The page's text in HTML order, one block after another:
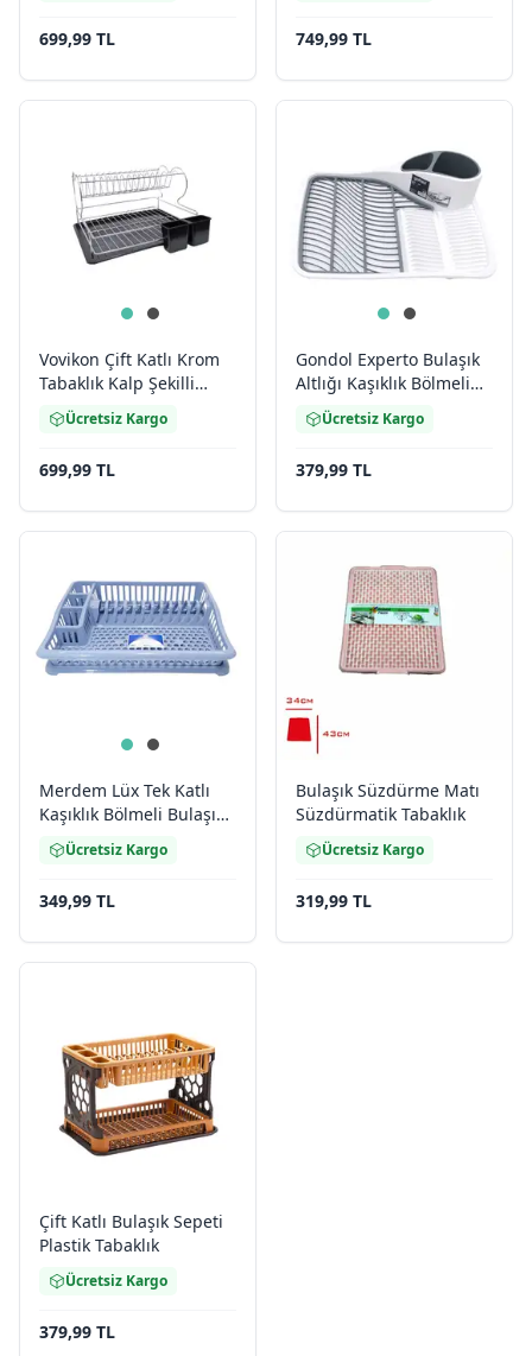
699,99 TL 749,99 TL
Vovikon Çift Katlı Krom
Tabaklık Kalp Şekilli
Bulaşık Sepeti
Ücretsiz Kargo
699,99 TL
Gondol Experto Bulaşık
Altlığı Kaşıklık Bölmeli
Tabaklık
Ücretsiz Kargo
379,99 TL
Merdem Lüx Tek Katlı
Kaşıklık Bölmeli Bulaşık
Sepeti Tabaklık
Ücretsiz Kargo
349,99 TL
Bulaşık Süzdürme Matı
Süzdürmatik Tabaklık
Ücretsiz Kargo
319,99 TL
Çift Katlı Bulaşık Sepeti
Plastik Tabaklık
Ücretsiz Kargo
379,99 TL